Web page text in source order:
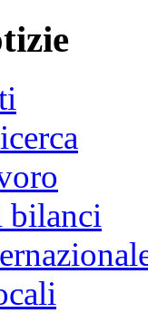
bilanci